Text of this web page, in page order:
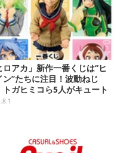
ロアカ」新作一番くじは“ヒ
ン”たちに注目！波動ねじ
トガヒミコら5人がキュート
化